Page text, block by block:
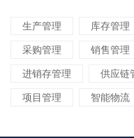
生产管理 库存管理
采购管理 销售管理
进销存管理 供应链
项目管理 智能物流